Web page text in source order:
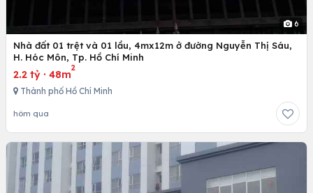
6
Nhà đất 01 trệt và 01 lầu, 4mx12m ở đường Nguyễn Thị Sáu,
H. Hóc Môn, Tp. Hồ Chí Minh
2.2 tỷ · 48m
2
Thành phố Hồ Chí Minh
hôm qua